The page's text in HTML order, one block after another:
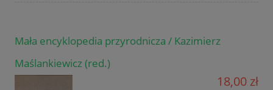
Mała encyklopedia przyrodnicza / Kazimierz
Maślankiewicz (red.)
18,00 zł